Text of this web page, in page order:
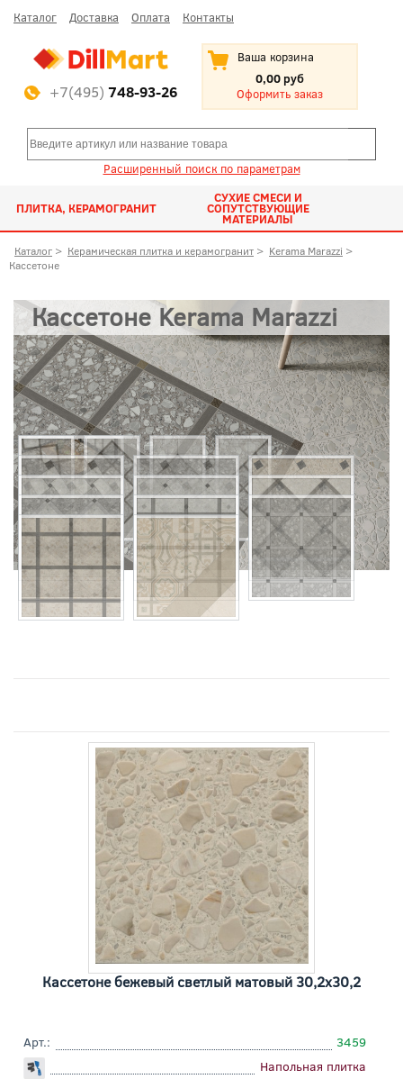
Каталог Доставка Оплата Контакты
+7(495) 748-93-26
Ваша корзина
0,00 руб
Оформить заказ
Расширенный поиск по параметрам
ПЛИТКА, КЕРАМОГРАНИТ
СУХИЕ СМЕСИ И
СОПУТСТВУЮЩИЕ
МАТЕРИАЛЫ
Каталог > Керамическая плитка и керамогранит > Kerama Marazzi >
Кассетоне
Кассетоне Kerama Marazzi
Кассетоне бежевый светлый матовый 30,2x30,2
Арт.:
3459
Напольная плитка